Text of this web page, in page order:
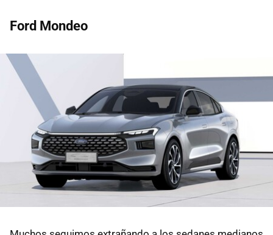
Ford Mondeo